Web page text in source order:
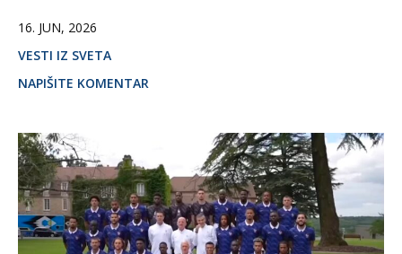
16. JUN, 2026
VESTI IZ SVETA
NAPIŠITE KOMENTAR